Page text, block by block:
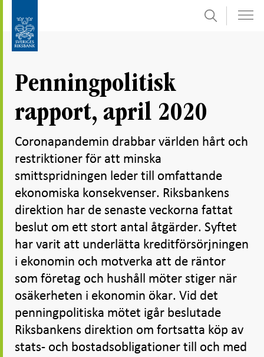
direkt
undersidor
Sök
Penningpolitisk
rapport, april 2020
Coronapandemin drabbar världen hårt och
restriktioner för att minska
smittspridningen leder till omfattande
ekonomiska konsekvenser. Riksbankens
direktion har de senaste veckorna fattat
beslut om ett stort antal åtgärder. Syftet
har varit att underlätta kreditförsörjningen
i ekonomin och motverka att de räntor
som företag och hushåll möter stiger när
osäkerheten i ekonomin ökar. Vid det
penningpolitiska mötet igår beslutade
Riksbankens direktion om fortsatta köp av
stats- och bostadsobligationer till och med